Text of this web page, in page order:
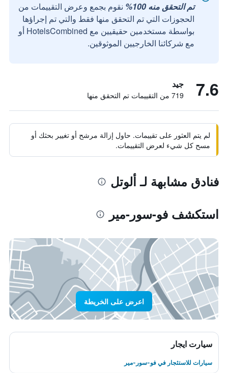
تم التحقق منه 100%
نقوم بجمع وعرض التقييمات من
الحجوزات التي تم التحقق منها فقط والتي تم إجراؤها
بواسطة مستخدمين حقيقيين مع HotelsCombined أو
مع شركائنا الخارجيين الموثوقين.
7.6 جيد
719 من التقييمات تم التحقق منها
لم يتم العثور على تقييمات. حاول إزالة مرشح أو تغيير بحثك أو
مسح كل شيء لعرض التقييمات.
فنادق مشابهة لـ ألوتل
استكشف فو-سور-مير
اعرض على الخريطة
سيارت ايجار
سيارات للاستئجار في فو-سور-مير